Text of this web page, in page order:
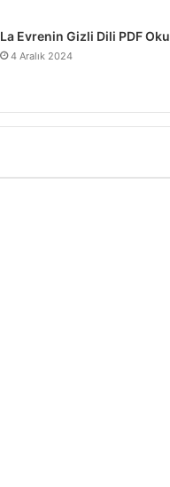
La Evrenin Gizli Dili PDF Oku
4 Aralık 2024